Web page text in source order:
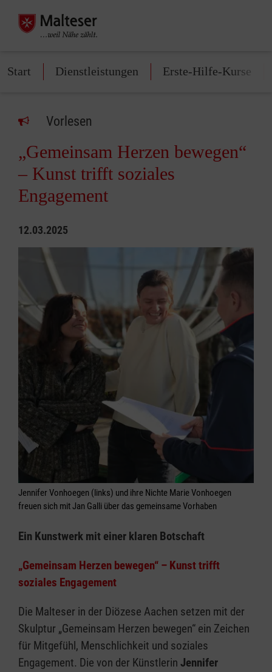
Start Dienstleistungen Erste-Hilfe-Kurse
Vorlesen
„Gemeinsam Herzen bewegen“
– Kunst trifft soziales
Engagement
12.03.2025
Jennifer Vonhoegen (links) und ihre Nichte Marie Vonhoegen
freuen sich mit Jan Galli über das gemeinsame Vorhaben
Ein Kunstwerk mit einer klaren Botschaft
„Gemeinsam Herzen bewegen“ – Kunst trifft
soziales Engagement
Die Malteser in der Diözese Aachen setzen mit der
Skulptur „Gemeinsam Herzen bewegen“ ein Zeichen
für Mitgefühl, Menschlichkeit und soziales
Engagement. Die von der Künstlerin Jennifer